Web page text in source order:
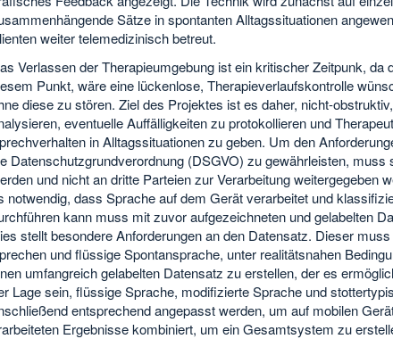
Sätze in spontanten Alltagssituationen
weiter telemedizinisch betreut.
Verlassen der Therapieumgebung ist ein kritischer Zeitpunk,
Punkt, wäre eine lückenlose, Therapieverlaufskontrolle
diese zu stören. Ziel des Projektes ist es daher, nicht-
eventuelle Auffälligkeiten zu protokollieren und
in Alltagssituationen zu geben. Um den
Datenschutzgrundverordnung (DSGVO) zu gewährleisten,
und nicht an dritte Parteien zur Verarbeitung
notwendig, dass Sprache auf dem Gerät verarbeitet und
kann muss mit zuvor aufgezeichneten und gelabelten
stellt besondere Anforderungen an den Datensatz. Dieser
und flüssige Spontansprache, unter realitätsnahen
umfangreich gelabelten Datensatz zu erstellen, der es
Lage sein, flüssige Sprache, modifizierte Sprache und
entsprechend angepasst werden, um auf mobilen
Ergebnisse kombiniert, um ein Gesamtsystem zu